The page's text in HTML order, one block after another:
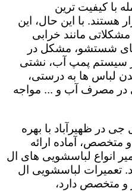
با کیفیت ترین
هستند. با این حال، این
مانند خرابی
شستشو، مشکل در
سیستم پمپ آب، نشتی
لباس ها به درستی،
مصرف آب و ... مواجه
در ظهیرآباد با بهره
آماده ارائه
انواع لباسشویی های ال
تعمیرات لباسشویی ال
و متخصص دارد،